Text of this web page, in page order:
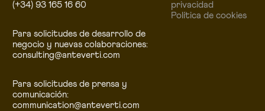
(+34) 93 165 16 60
Para solicitudes de desarrollo de
negocio y nuevas colaboraciones:
consulting@anteverti.com
Para solicitudes de prensa y
comunicación:
communication@anteverti.com
privacidad
Política de cookies